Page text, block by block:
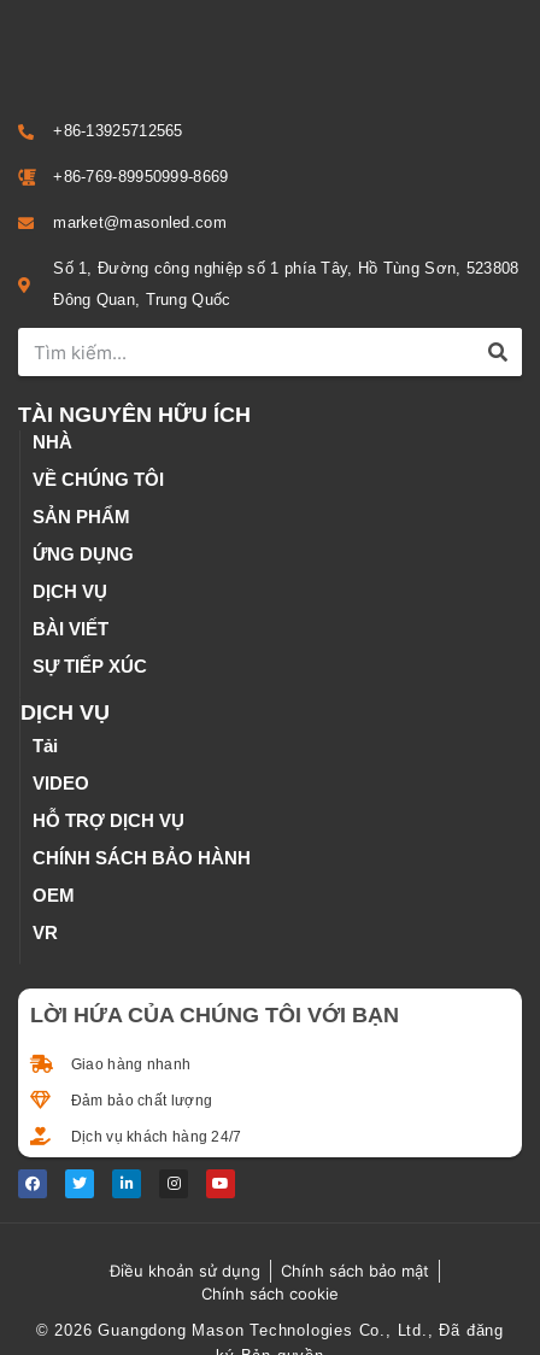
+86-13925712565
+86-769-89950999-8669
market@masonled.com
Số 1, Đường công nghiệp số 1 phía Tây, Hồ Tùng Sơn, 523808
Đông Quan, Trung Quốc
TÀI NGUYÊN HỮU ÍCH
NHÀ
VỀ CHÚNG TÔI
SẢN PHẨM
ỨNG DỤNG
DỊCH VỤ
BÀI VIẾT
SỰ TIẾP XÚC
DỊCH VỤ
Tải
VIDEO
HỖ TRỢ DỊCH VỤ
CHÍNH SÁCH BẢO HÀNH
OEM
VR
LỜI HỨA CỦA CHÚNG TÔI VỚI BẠN
Giao hàng nhanh
Đảm bảo chất lượng
Dịch vụ khách hàng 24/7
Điều khoản sử dụng
Chính sách bảo mật
Chính sách cookie
© 2026 Guangdong Mason Technologies Co., Ltd., Đã đăng